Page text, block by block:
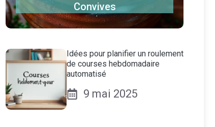
Convives
Idées pour planifier un roulement
de courses hebdomadaire
automatisé
9 mai 2025